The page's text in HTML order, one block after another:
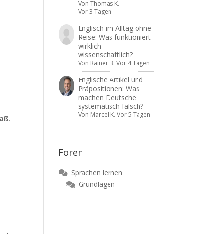
.
Von Thomas K.
Vor 3 Tagen
Englisch im Alltag ohne
Reise: Was funktioniert
wirklich
wissenschaftlich?
Von Rainer B. Vor 4 Tagen
Englische Artikel und
Präpositionen: Was
machen Deutsche
systematisch falsch?
Von Marcel K. Vor 5 Tagen
Foren
Sprachen lernen
Grundlagen